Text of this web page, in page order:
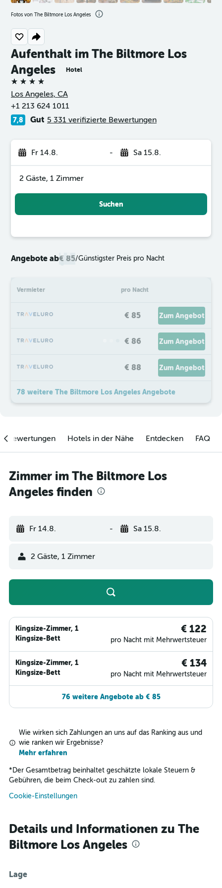
Aufenthalt im The Biltmore Los
Angeles
Hotel
4 Sterne
Los Angeles, CA
+1 213 624 1011
7,8 Gut 5 331 verifizierte Bewertungen
Fr 14.8. - Sa 15.8.
2 Gäste, 1 Zimmer
Suchen
Angebote ab€ 85/Günstigster Preis pro Nacht
Vermieter pro Nacht
€ 85 Zum Angebot
€ 86 Zum Angebot
€ 88 Zum Angebot
78 weitere The Biltmore Los Angeles Angebote
Fotos von The Biltmore Los Angeles
Hotels in der Nähe Entdecken FAQ
Zimmer im The Biltmore Los
Angeles finden
Fr 14.8. - Sa 15.8.
2 Gäste, 1 Zimmer
Kingsize-Zimmer, 1
Kingsize-Bett
€ 122
pro Nacht mit Mehrwertsteuer
Kingsize-Zimmer, 1
Kingsize-Bett
€ 134
pro Nacht mit Mehrwertsteuer
76 weitere Angebote ab € 85
Wie wirken sich Zahlungen an uns auf das Ranking aus und
wie ranken wir Ergebnisse?
Mehr erfahren
* Der Gesamtbetrag beinhaltet geschätzte lokale Steuern &
Gebühren, die beim Check-out zu zahlen sind.
Cookie-Einstellungen
Details und Informationen zu The
Biltmore Los Angeles
Lage